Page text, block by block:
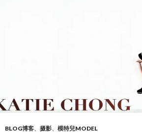
BLOG博客、 摄影、 模特兒MODEL